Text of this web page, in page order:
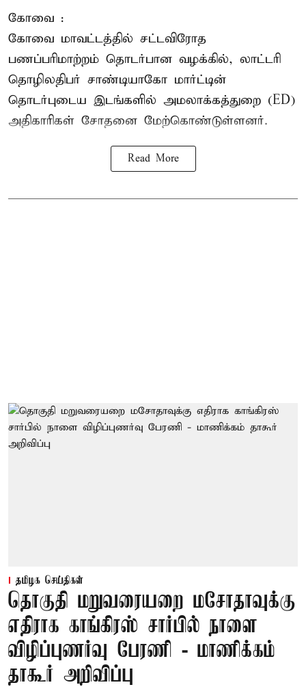
கோவை :
கோவை மாவட்டத்தில் சட்டவிரோத
பணப்பரிமாற்றம் தொடர்பான வழக்கில், லாட்டரி
தொழிலதிபர் சாண்டியாகோ மார்ட்டின்
தொடர்புடைய இடங்களில் அமலாக்கத்துறை (ED)
அதிகாரிகள் சோதனை மேற்கொண்டுள்ளனர்.
Read More
தமிழக செய்திகள்
தொகுதி மறுவரையறை மசோதாவுக்கு
எதிராக காங்கிரஸ் சார்பில் நாளை
விழிப்புணர்வு பேரணி - மாணிக்கம்
தாகூர் அறிவிப்பு